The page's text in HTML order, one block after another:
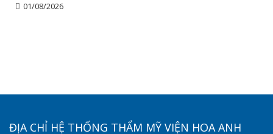
01/08/2026
ĐỊA CHỈ HỆ THỐNG THẨM MỸ VIỆN HOA ANH